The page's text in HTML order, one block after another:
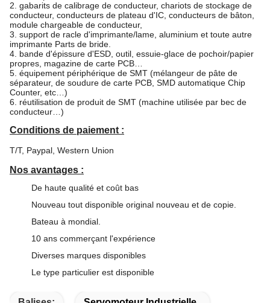
2. gabarits de calibrage de conducteur, chariots de stockage de
conducteur, conducteurs de plateau d'IC, conducteurs de bâton,
module chargeable de conducteur,
3. support de racle d'imprimante/lame, aluminium et toute autre
imprimante Parts de bride.
4. bande d'épissure d'ESD, outil, essuie-glace de pochoir/papier
propres, magazine de carte PCB…
5. équipement périphérique de SMT (mélangeur de pâte de
séparateur, de soudure de carte PCB, SMD automatique Chip
Counter, etc…)
6. réutilisation de produit de SMT (machine utilisée par bec de
conducteur…)
Conditions de paiement :
T/T, Paypal, Western Union
Nos avantages :
De haute qualité et coût bas
Nouveau tout disponible original nouveau et de copie.
Bateau à mondial.
10 ans commerçant l'expérience
Diverses marques disponibles
Le type particulier est disponible